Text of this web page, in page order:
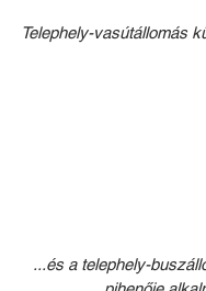
Telephely-vasútállomás
...és a telephely-